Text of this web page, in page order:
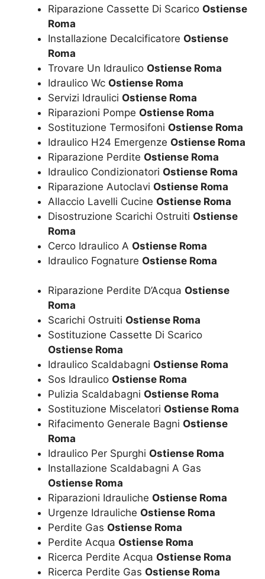
Riparazione Cassette Di Scarico Ostiense
Roma
Installazione Decalcificatore Ostiense
Roma
Trovare Un Idraulico Ostiense Roma
Idraulico Wc Ostiense Roma
Servizi Idraulici Ostiense Roma
Riparazioni Pompe Ostiense Roma
Sostituzione Termosifoni Ostiense Roma
Idraulico H24 Emergenze Ostiense Roma
Riparazione Perdite Ostiense Roma
Idraulico Condizionatori Ostiense Roma
Riparazione Autoclavi Ostiense Roma
Allaccio Lavelli Cucine Ostiense Roma
Disostruzione Scarichi Ostruiti Ostiense
Roma
Cerco Idraulico A Ostiense Roma
Idraulico Fognature Ostiense Roma
Riparazione Perdite D’Acqua Ostiense
Roma
Scarichi Ostruiti Ostiense Roma
Sostituzione Cassette Di Scarico
Ostiense Roma
Idraulico Scaldabagni Ostiense Roma
Sos Idraulico Ostiense Roma
Pulizia Scaldabagni Ostiense Roma
Sostituzione Miscelatori Ostiense Roma
Rifacimento Generale Bagni Ostiense
Roma
Idraulico Per Spurghi Ostiense Roma
Installazione Scaldabagni A Gas
Ostiense Roma
Riparazioni Idrauliche Ostiense Roma
Urgenze Idrauliche Ostiense Roma
Perdite Gas Ostiense Roma
Perdite Acqua Ostiense Roma
Ricerca Perdite Acqua Ostiense Roma
Ricerca Perdite Gas Ostiense Roma